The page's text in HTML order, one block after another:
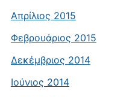
Απρίλιος 2015
Φεβρουάριος 2015
Δεκέμβριος 2014
Ιούνιος 2014